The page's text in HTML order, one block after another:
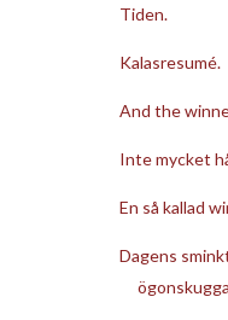
Tiden.
Kalasresumé.
And the
Inte mycket
En så kallad
Dagens